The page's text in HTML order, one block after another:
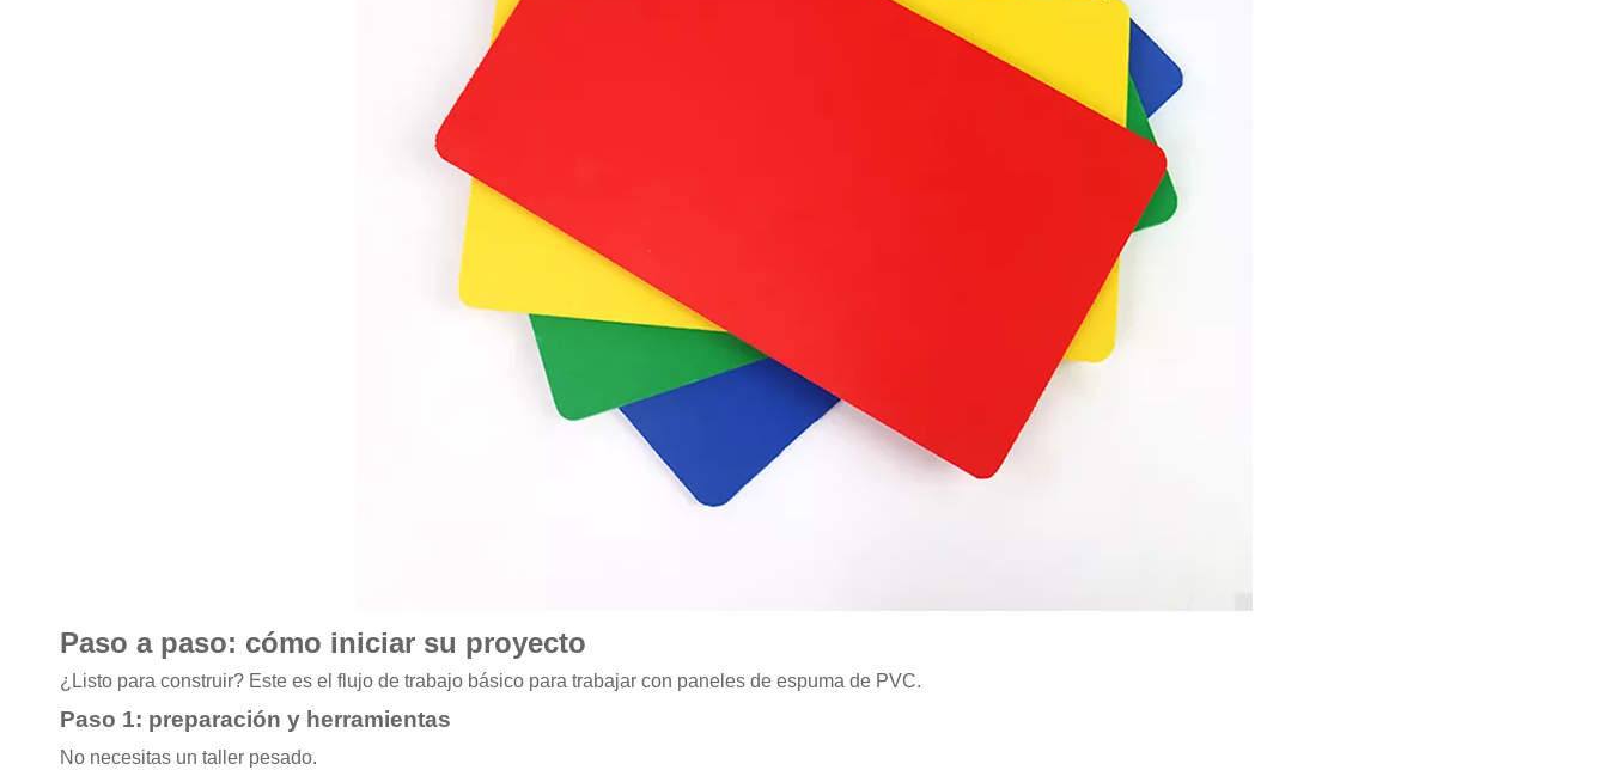
Paso a paso: cómo iniciar su proyecto
¿Listo para construir? Este es el flujo de trabajo básico para trabajar con paneles de espuma de PVC.
Paso 1: preparación y herramientas
No necesitas un taller pesado.